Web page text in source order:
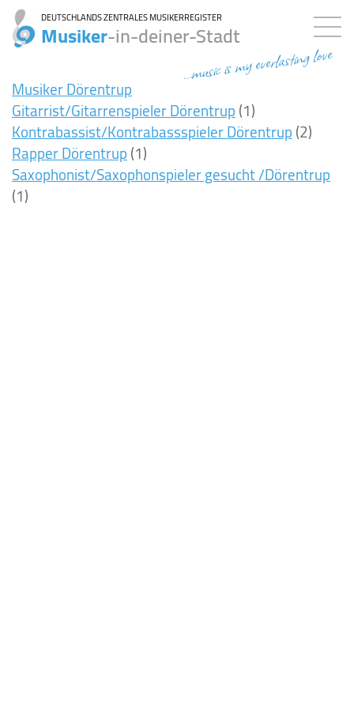
DEUTSCHLANDS ZENTRALES MUSIKERREGISTER
Musiker-in-deiner-Stadt
...music is my everlasting love
Musiker Dörentrup
Gitarrist/Gitarrenspieler Dörentrup(1)
Kontrabassist/Kontrabassspieler Dörentrup(2)
Rapper Dörentrup(1)
Saxophonist/Saxophonspieler gesucht /Dörentrup
(1)